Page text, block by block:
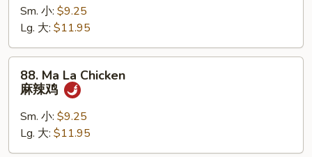
Snow
Peas
雪
豆
Sm. 小: $9.25
Lg. 大: $11.95
Ma
Chicken
辣
88. Ma La Chicken
麻辣鸡
Sm. 小: $9.25
Lg. 大: $11.95